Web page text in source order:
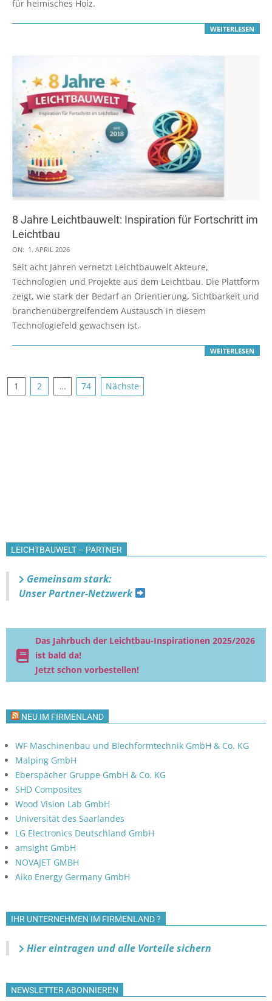
für heimisches Holz.
WEITERLESEN
8 Jahre Leichtbauwelt: Inspiration für Fortschritt im
Leichtbau
2026-
04-
01
ON: 1. APRIL 2026
Seit acht Jahren vernetzt Leichtbauwelt Akteure,
Technologien und Projekte aus dem Leichtbau. Die Plattform
zeigt, wie stark der Bedarf an Orientierung, Sichtbarkeit und
branchenübergreifendem Austausch in diesem
Technologiefeld gewachsen ist.
WEITERLESEN
Seitennummerierung
1 2 … 74 Nächste
LEICHTBAUWELT – PARTNER
Gemeinsam stark:
Unser Partner-Netzwerk
Das Jahrbuch der Leichtbau-Inspirationen 2025/2026
ist bald da!
Jetzt schon vorbestellen!
NEU IM FIRMENLAND
WF Maschinenbau und Blechformtechnik GmbH & Co. KG
Malping GmbH
Eberspächer Gruppe GmbH & Co. KG
SHD Composites
Wood Vision Lab GmbH
Universität des Saarlandes
LG Electronics Deutschland GmbH
amsight GmbH
NOVAJET GMBH
Aiko Energy Germany GmbH
IHR UNTERNEHMEN IM FIRMENLAND ?
Hier eintragen und alle Vorteile sichern
NEWSLETTER ABONNIEREN